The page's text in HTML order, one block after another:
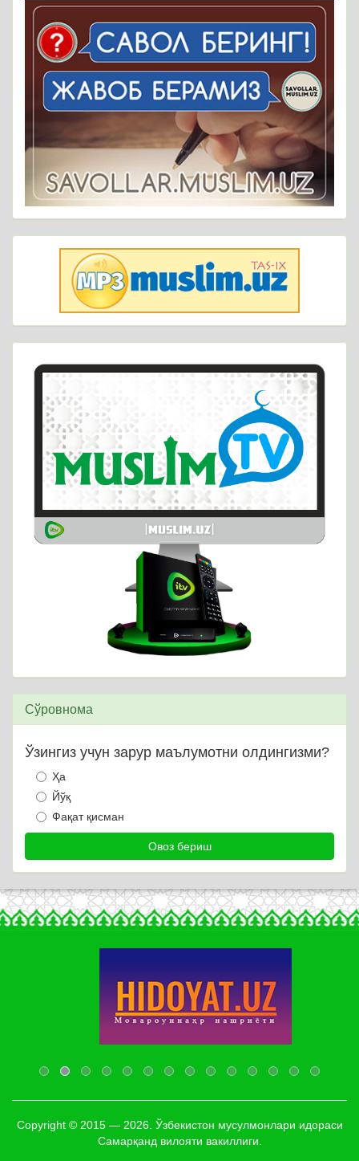
Сўровнома
Ўзингиз учун зарур маълумотни олдингизми?
Ҳа
Йўқ
Фақат қисман
Copyright © 2015 — 2026. Ўзбекистон мусулмонлари идораси
Самарқанд вилояти вакиллиги.